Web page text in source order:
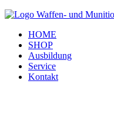
HOME
SHOP
Ausbildung
Service
Kontakt